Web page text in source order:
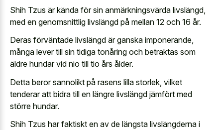
Shih Tzus är kända för sin anmärkningsvärda livslängd,
med en genomsnittlig livslängd på mellan 12 och 16 år.
Deras förväntade livslängd är ganska imponerande,
många lever till sin tidiga tonåring och betraktas som
äldre hundar vid nio till tio års ålder.
Detta beror sannolikt på rasens lilla storlek, vilket
tenderar att bidra till en längre livslängd jämfört med
större hundar.
Shih Tzus har faktiskt en av de längsta livslängderna i